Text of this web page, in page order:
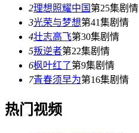
2理想照耀中国 第25集剧情
3光荣与梦想第41集剧情
4壮志高飞第30集剧情
5叛逆者第22集剧情
6枫叶红了第9集剧情
7青春须早为第16集剧情
热门视频